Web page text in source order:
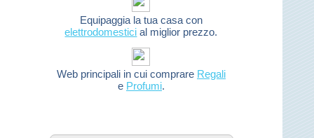
Equipaggia la tua casa con
elettrodomestici al miglior prezzo.
Web principali in cui comprare Regali
e Profumi.